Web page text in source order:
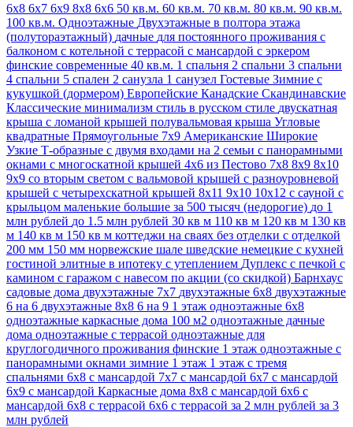
6х8 6х7 6х9 8х8 6х6 50 кв.м. 60 кв.м. 70 кв.м. 80 кв.м. 90 кв.м.
100 кв.м. Одноэтажные Двухэтажные в полтора этажа
(полутораэтажный) дачные для постоянного проживания с
балконом с котельной с террасой с мансардой с эркером
финские современные 40 кв.м. 1 спальня 2 спальни 3 спальни
4 спальни 5 спален 2 санузла 1 санузел Гостевые Зимние с
кукушкой (дормером) Европейские Канадские Скандинавские
Классические минимализм стиль в русском стиле двускатная
крыша с ломаной крышей полувальмовая крыша Угловые
квадратные Прямоугольные 7х9 Американские Широкие
Узкие Т-образные с двумя входами на 2 семьи с панорамными
окнами с многоскатной крышей 4х6 из Пестово 7х8 8х9 8х10
9х9 со вторым светом с вальмовой крышей с разноуровневой
крышей с четырехскатной крышей 8х11 9х10 10х12 с сауной с
крыльцом маленькие большие за 500 тысяч (недорогие) до 1
млн рублей до 1.5 млн рублей 30 кв м 110 кв м 120 кв м 130 кв
м 140 кв м 150 кв м коттеджи на сваях без отделки с отделкой
200 мм 150 мм норвежские шале шведские немецкие с кухней
гостиной элитные в ипотеку с утеплением Дуплекс с печкой с
камином с гаражом с навесом по акции (со скидкой) Барнхаус
садовые дома двухэтажные 7х7 двухэтажные 6х8 двухэтажные
6 на 6 двухэтажные 8х8 6 на 9 1 этаж одноэтажные 6х8
одноэтажные каркасные дома 100 м2 одноэтажные дачные
дома одноэтажные с террасой одноэтажные для
круглогодичного проживания финские 1 этаж одноэтажные с
панорамными окнами зимние 1 этаж 1 этаж с тремя
спальнями 6х8 с мансардой 7х7 с мансардой 6х7 с мансардой
6x9 с мансардой Каркасные дома 8х8 с мансардой 6х6 с
мансардой 6х8 с террасой 6x6 с террасой за 2 млн рублей за 3
млн рублей